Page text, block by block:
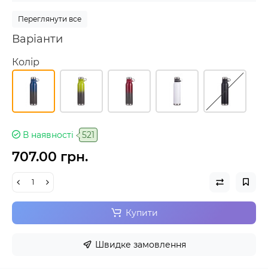
Переглянути все
Варіанти
Колір
В наявності 521
707.00 грн.
Купити
Швидке замовлення